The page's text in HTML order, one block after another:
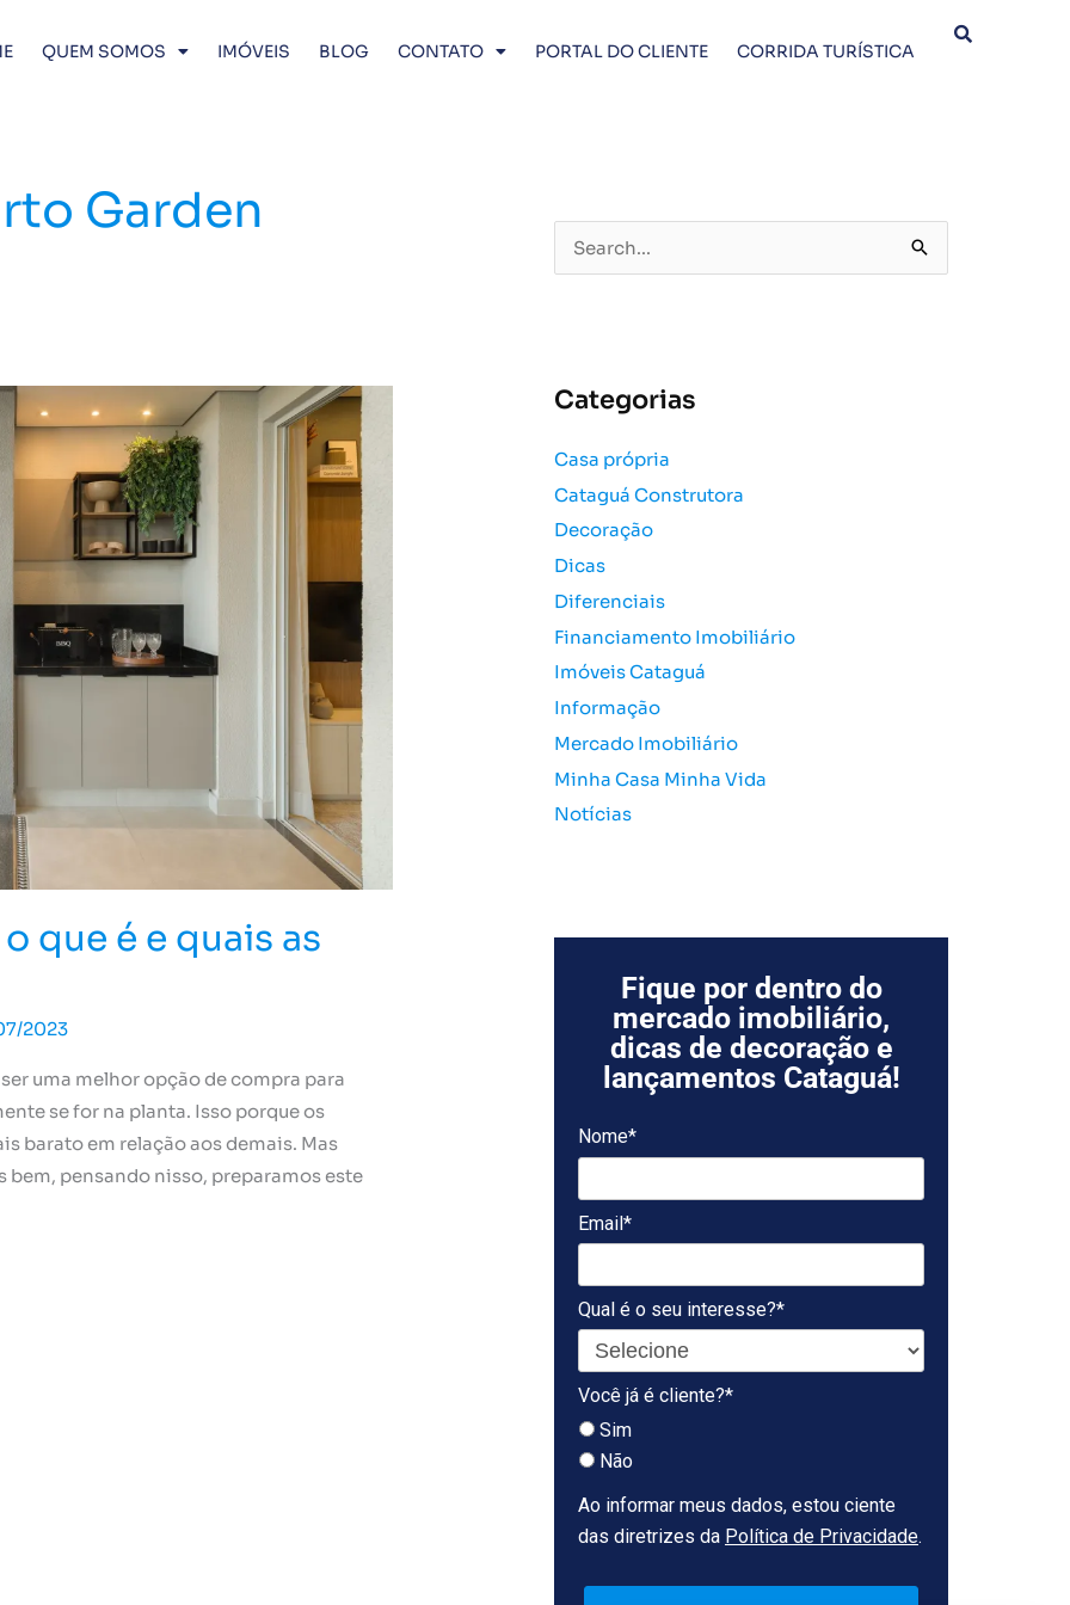
QUEM SOMOS IMÓVEIS BLOG CONTATO PORTAL DO CLIENTE CORRIDA TURÍSTICA
Garden
que é e quais as
2023
uma melhor opção de compra para
se for na planta. Isso porque os
barato em relação aos demais. Mas
bem, pensando nisso, preparamos este
e
i
a
r
p
o
r
Categorias
Casa própria
Cataguá Construtora
Decoração
Dicas
Diferenciais
Financiamento Imobiliário
Imóveis Cataguá
Informação
Mercado Imobiliário
Minha Casa Minha Vida
Notícias
Fique por dentro do
mercado imobiliário,
dicas de decoração e
lançamentos Cataguá!
Nome*
Email*
Qual é o seu interesse?*
Você já é cliente?*
Sim
Não
Ao informar meus dados, estou ciente
das diretrizes da Política de Privacidade.